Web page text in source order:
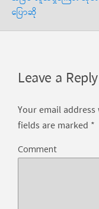
ပြောဆို
Leave a Reply
Your email
fields are marked *
Comment